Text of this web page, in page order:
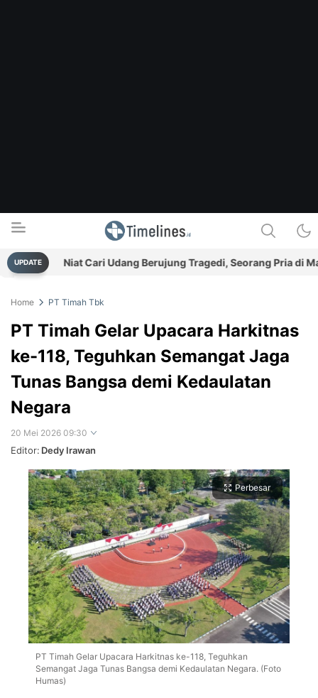
Timelines.id
Media Literasi, Sejarah & Budaya
UPDATENiat Cari Udang Berujung Tragedi, Seorang Pria di
Home PT Timah Tbk
PT Timah Gelar Upacara Harkitnas
ke-118, Teguhkan Semangat Jaga
Tunas Bangsa demi Kedaulatan
Negara
20 Mei 2026 09:30
Editor: Dedy Irawan
Perbesar
PT Timah Gelar Upacara Harkitnas ke-118, Teguhkan
Semangat Jaga Tunas Bangsa demi Kedaulatan Negara. (Foto
Humas)